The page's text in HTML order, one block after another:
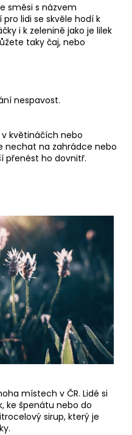
směsi s názvem
lidi se skvěle hodí k
i k zelenině jako je lilek
taky čaj, nebo
nespavost.
květináčích nebo
nechat na zahrádce nebo
přenést ho dovnitř.
místech v ČR. Lidé si
ke špenátu nebo do
sirup, který je